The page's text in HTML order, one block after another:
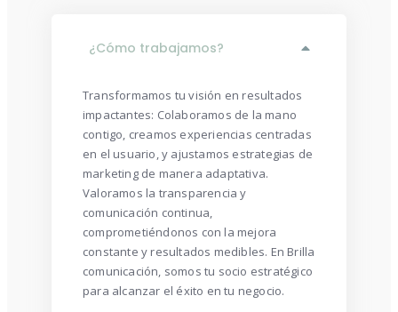
¿Cómo trabajamos?
Transformamos tu visión en resultados
impactantes: Colaboramos de la mano
contigo, creamos experiencias centradas
en el usuario, y ajustamos estrategias de
marketing de manera adaptativa.
Valoramos la transparencia y
comunicación continua,
comprometiéndonos con la mejora
constante y resultados medibles. En Brilla
comunicación, somos tu socio estratégico
para alcanzar el éxito en tu negocio.